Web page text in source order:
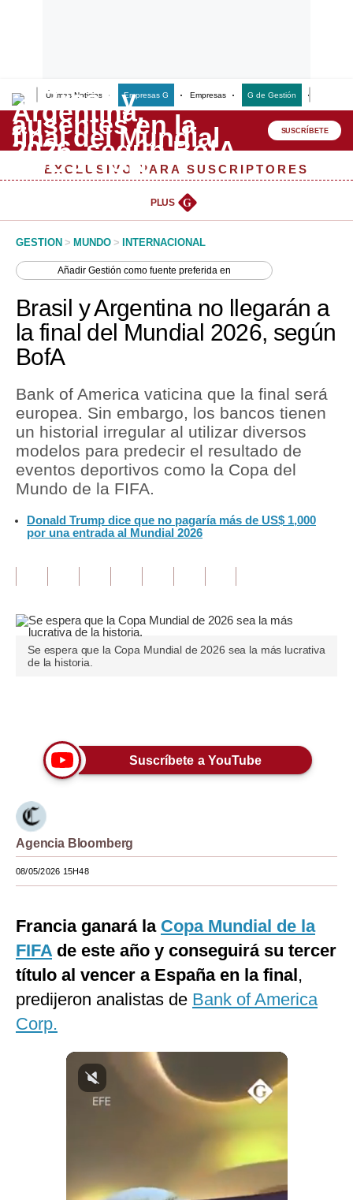
Últimas Noticias Empresas G Empresas G de Gestión
Lo último
Peru Quiosco
Management & Empleo
Perú
Política
Finanzas Personales
Inmobiliarias
Plus G
Editorial
Tendencias
Lujo
Estilos
EEUU
México
España
Internacional
Tecnología
Club del Suscriptor
Mix
Notas Contratadas
SUSCRÍBETE
EXCLUSIVO PARA SUSCRIPTORES
PLUS G
GESTION > MUNDO > INTERNACIONAL
AñadirGestión como fuente preferida en
Brasil y Argentina no llegarán a
la final del Mundial 2026, según
BofA
Bank of America vaticina que la final será
europea. Sin embargo, los bancos tienen
un historial irregular al utilizar diversos
modelos para predecir el resultado de
eventos deportivos como la Copa del
Mundo de la FIFA.
Donald Trump dice que no pagaría más de US$ 1,000
por una entrada al Mundial 2026
Se espera que la Copa Mundial de 2026 sea la más lucrativa
de la historia.
Suscríbete a YouTube
Agencia Bloomberg
08/05/2026 15H48
Francia ganará la Copa Mundial de la
FIFAde este año y conseguirá su tercer
título al vencer a España en la final,
predijeron analistas de Bank of America
Corp.